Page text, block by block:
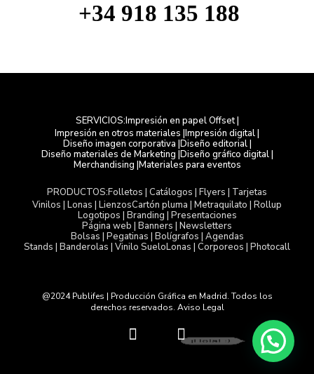
+34 918 135 188
SERVICIOS:Impresión en papel Offset |
Impresión en otros materiales |Impresión digital |
Diseño imagen corporativa |Diseño editorial |
Diseño materiales de Marketing |Diseño gráfico digital |
Merchandising |Materiales para eventos
PRODUCTOS:Folletos | Catálogos | Flyers | Tarjetas
Vinilos | Lonas | LienzosCartón pluma | Metraquilato | Rollup
Logotipos | Branding | Presentaciones
Página web | Banners | Newsletters
Bolsas | Pegatinas | Bolígrafos | Agendas
Stands | Banderolas | Vinilo SueloLonas | Corporeos | Photocall
@2024 Publifes | Producción Gráfica en Madrid. Todos los
derechos reservados. Aviso Legal
T L
i ¡Hola! :)